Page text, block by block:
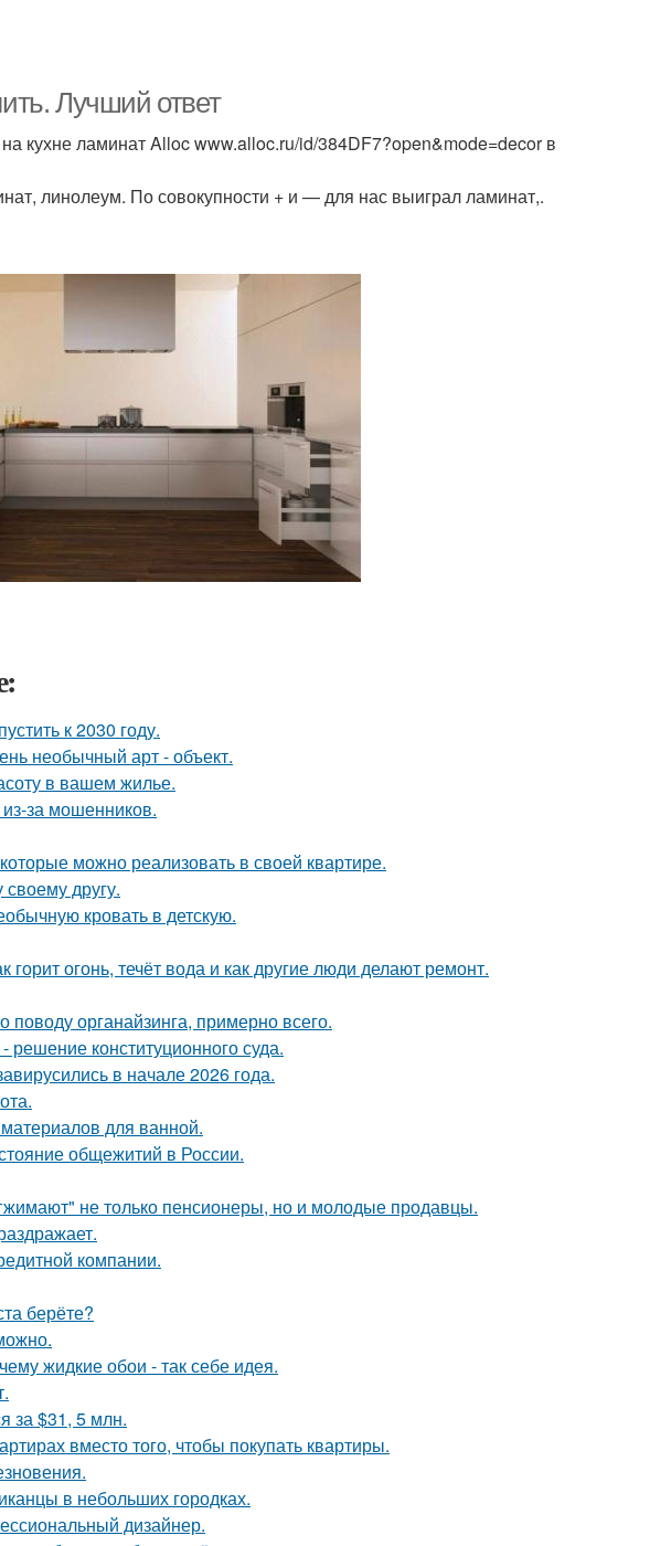
Лучший ответ
кухне ламинат Alloc www.alloc.ru/id/384DF7?open&mode=decor в
линолеум. По совокупности + и — для нас выиграл ламинат,.
к 2030 году.
необычный арт - объект.
в вашем жилье.
за мошенников.
можно реализовать в своей квартире.
другу.
кровать в детскую.
огонь, течёт вода и как другие люди делают ремонт.
поводу органайзинга, примерно всего.
конституционного суда.
в начале 2026 года.
для ванной.
общежитий в России.
не только пенсионеры, но и молодые продавцы.
компании.
берёте?
жидкие обои - так себе идея.
за $31, 5 млн.
вместо того, чтобы покупать квартиры.
в небольших городках.
дизайнер.